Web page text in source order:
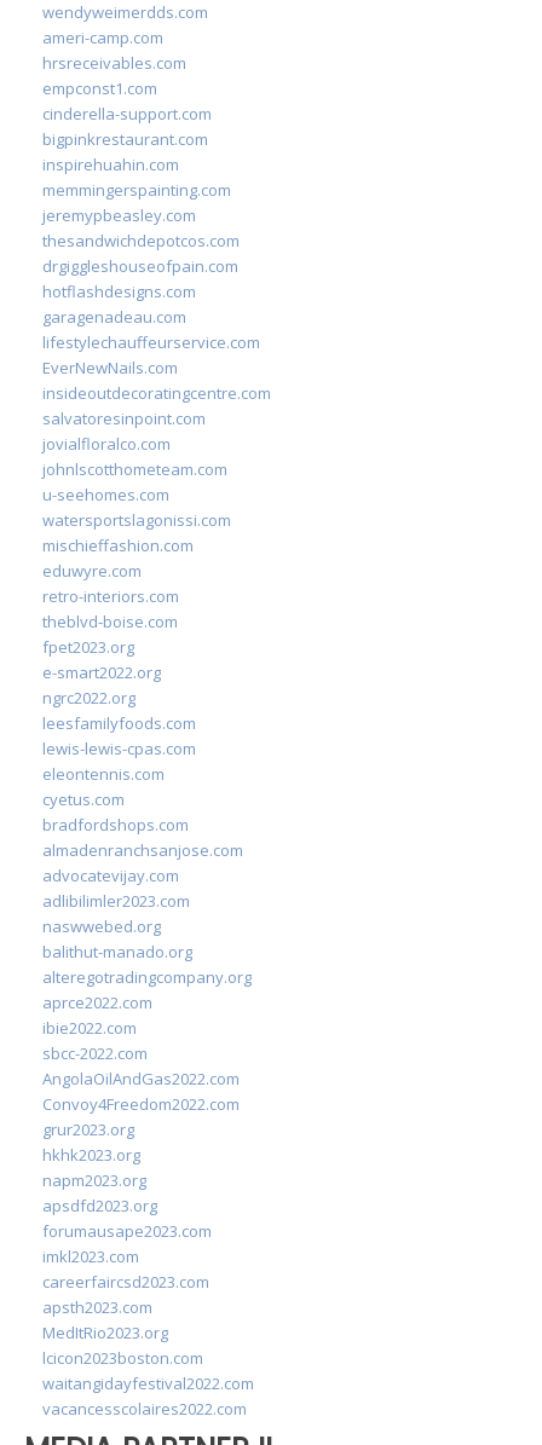
wendyweimerdds.com
ameri-camp.com
hrsreceivables.com
empconst1.com
cinderella-support.com
bigpinkrestaurant.com
inspirehuahin.com
memmingerspainting.com
jeremypbeasley.com
thesandwichdepotcos.com
drgiggleshouseofpain.com
hotflashdesigns.com
garagenadeau.com
lifestylechauffeurservice.com
EverNewNails.com
insideoutdecoratingcentre.com
salvatoresinpoint.com
jovialfloralco.com
johnlscotthometeam.com
u-seehomes.com
watersportslagonissi.com
mischieffashion.com
eduwyre.com
retro-interiors.com
theblvd-boise.com
fpet2023.org
e-smart2022.org
ngrc2022.org
leesfamilyfoods.com
lewis-lewis-cpas.com
eleontennis.com
cyetus.com
bradfordshops.com
almadenranchsanjose.com
advocatevijay.com
adlibilimler2023.com
naswwebed.org
balithut-manado.org
alteregotradingcompany.org
aprce2022.com
ibie2022.com
sbcc-2022.com
AngolaOilAndGas2022.com
Convoy4Freedom2022.com
grur2023.org
hkhk2023.org
napm2023.org
apsdfd2023.org
forumausape2023.com
imkl2023.com
careerfaircsd2023.com
apsth2023.com
MedItRio2023.org
lcicon2023boston.com
waitangidayfestival2022.com
vacancesscolaires2022.com